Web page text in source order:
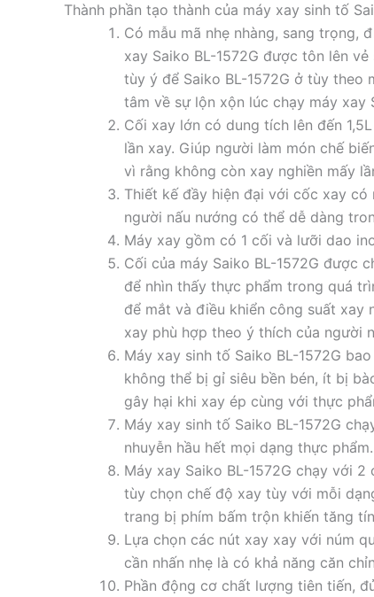
Thành phần tạo thành của máy xay sinh tố
Có mẫu mã nhẹ nhàng, sang trọng,
xay Saiko BL-1572G được tôn lên
tùy ý để Saiko BL-1572G ở tùy theo
tâm về sự lộn xộn lúc chạy máy xay
Cối xay lớn có dung tích lên đến
lần xay. Giúp người làm món chế
vì rằng không còn xay nghiền mấy
Thiết kế đầy hiện đại với cốc xay
người nấu nướng có thể dễ dàng
Máy xay gồm có 1 cối và lưỡi dao
Cối của máy Saiko BL-1572G được
để nhìn thấy thực phẩm trong quá
để mắt và điều khiển công suất xay
xay phù hợp theo ý thích của người
Máy xay sinh tố Saiko BL-1572G
không thể bị gỉ siêu bền bén, ít bị
gây hại khi xay ép cùng với thực
Máy xay sinh tố Saiko BL-1572G
nhuyễn hầu hết mọi dạng thực phẩm.
Máy xay Saiko BL-1572G chạy với
tùy chọn chế độ xay tùy với mỗi
trang bị phím bấm trộn khiến tăng
Lựa chọn các nút xay xay với núm
cần nhấn nhẹ là có khả năng căn
Phần động cơ chất lượng tiên tiến,